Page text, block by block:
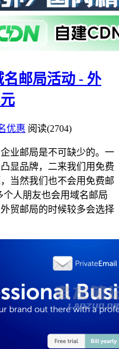
名邮局活动 - 外
优惠 阅读(2704)
业邮局是不可缺少的。一
显品牌，二来我们用免费
当然我们也不会用免费邮
人朋友也会用域名邮局
贸邮局的时候较多会选择